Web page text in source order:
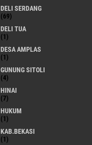
DELI SERDANG
(69)
DELI TUA
(1)
DESA AMPLAS
(1)
GUNUNG SITOLI
(4)
HINAI
(7)
HUKUM
(1)
KAB.BEKASI
(1)